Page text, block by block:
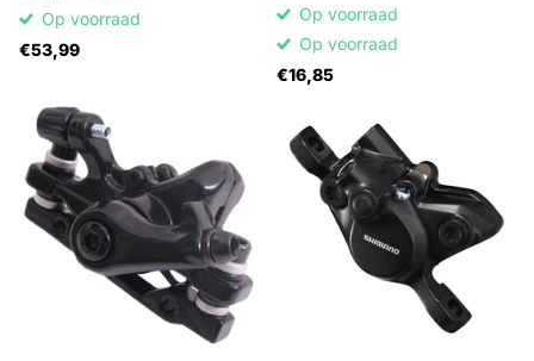
Op voorraad
€53,99
Op voorraad
Op voorraad
€16,85